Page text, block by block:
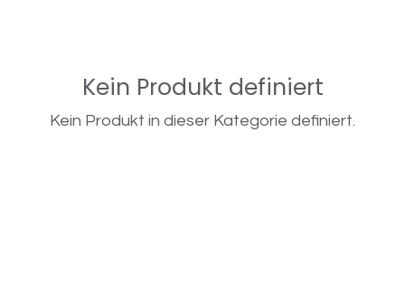
Kein Produkt definiert
Kein Produkt in dieser Kategorie definiert.